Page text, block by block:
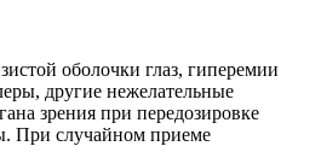
оболочки глаз, гиперемии
другие нежелательные
зрения при передозировке
При случайном приеме